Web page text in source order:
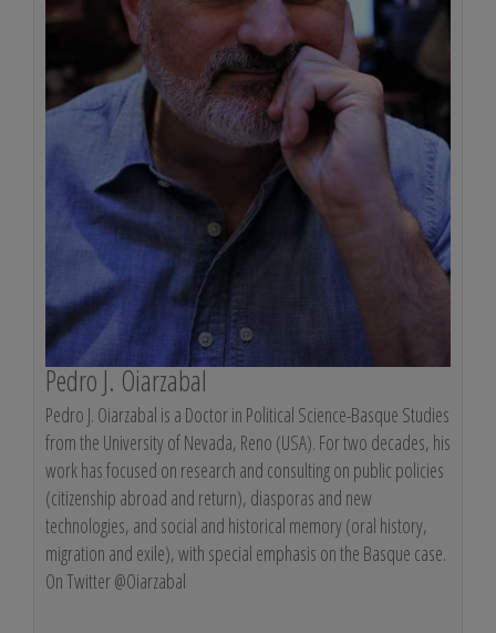
Pedro J. Oiarzabal
Pedro J. Oiarzabal is a Doctor in Political Science-Basque Studies
from the University of Nevada, Reno (USA). For two decades, his
work has focused on research and consulting on public policies
(citizenship abroad and return), diasporas and new
technologies, and social and historical memory (oral history,
migration and exile), with special emphasis on the Basque case.
On Twitter @Oiarzabal